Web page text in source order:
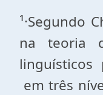
¹·Segundo
na teoria
linguísticos
em três